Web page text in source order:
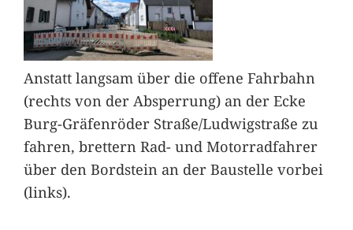
Anstatt langsam über die offene Fahrbahn
(rechts von der Absperrung) an der Ecke
Burg-Gräfenröder Straße/Ludwigstraße zu
fahren, brettern Rad- und Motorradfahrer
über den Bordstein an der Baustelle vorbei
(links).